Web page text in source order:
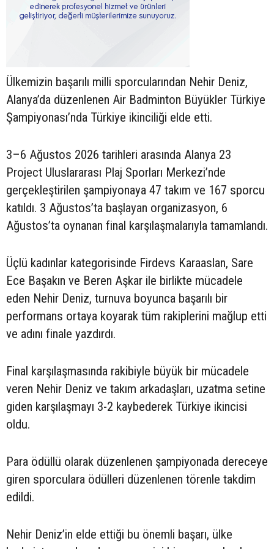
Ülkemizin başarılı milli sporcularından Nehir Deniz,
Alanya’da düzenlenen Air Badminton Büyükler Türkiye
Şampiyonası’nda Türkiye ikinciliği elde etti.
3–6 Ağustos 2026 tarihleri arasında Alanya 23
Project Uluslararası Plaj Sporları Merkezi’nde
gerçekleştirilen şampiyonaya 47 takım ve 167 sporcu
katıldı. 3 Ağustos’ta başlayan organizasyon, 6
Ağustos’ta oynanan final karşılaşmalarıyla tamamlandı.
Üçlü kadınlar kategorisinde Firdevs Karaaslan, Sare
Ece Başakın ve Beren Aşkar ile birlikte mücadele
eden Nehir Deniz, turnuva boyunca başarılı bir
performans ortaya koyarak tüm rakiplerini mağlup etti
ve adını finale yazdırdı.
Final karşılaşmasında rakibiyle büyük bir mücadele
veren Nehir Deniz ve takım arkadaşları, uzatma setine
giden karşılaşmayı 3-2 kaybederek Türkiye ikincisi
oldu.
Para ödüllü olarak düzenlenen şampiyonada dereceye
giren sporculara ödülleri düzenlenen törenle takdim
edildi.
Nehir Deniz’in elde ettiği bu önemli başarı, ülke